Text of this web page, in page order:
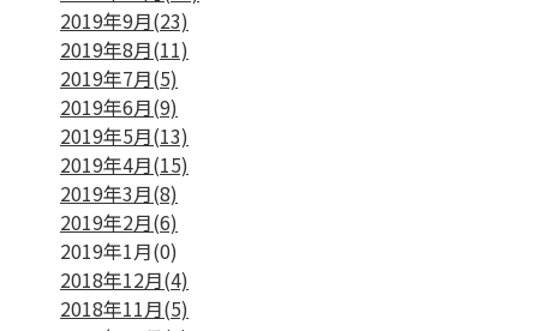
2019年9月(23)
2019年8月(11)
2019年7月(5)
2019年6月(9)
2019年5月(13)
2019年4月(15)
2019年3月(8)
2019年2月(6)
2019年1月(0)
2018年12月(4)
2018年11月(5)